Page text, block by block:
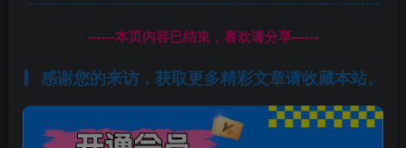
------本页内容已结束，喜欢请分享------
感谢您的来访，获取更多精彩文章请收藏本站。